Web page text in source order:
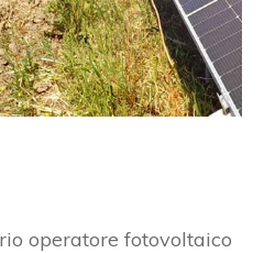
operatore fotovoltaico